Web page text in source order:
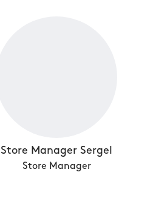
Store Manager Sergel
Store Manager